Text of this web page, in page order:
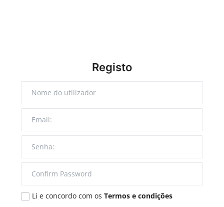
Entrevistas
Mundo
Registo
Li e concordo com os Termos e condições